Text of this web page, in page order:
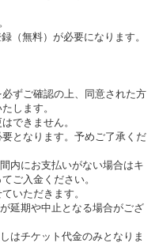
（無料）が必要になります。
ずご確認の上、同意された方
します。
できません。
となります。予めご了承くだ
内にお支払いがない場合はキ
ご入金ください。
いただきます。
延期や中止となる場合がござ
はチケット代金のみとなりま